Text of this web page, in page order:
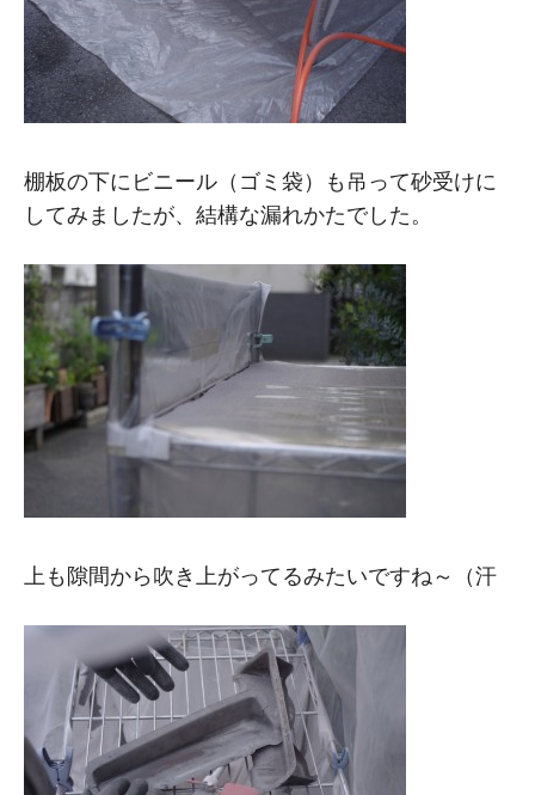
棚板の下にビニール（ゴミ袋）も吊って砂受けに
してみましたが、結構な漏れかたでした。
上も隙間から吹き上がってるみたいですね～（汗